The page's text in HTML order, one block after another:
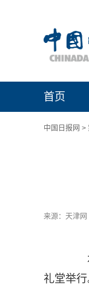
首页
中国日报网 >
来源：天津网
本
礼堂举